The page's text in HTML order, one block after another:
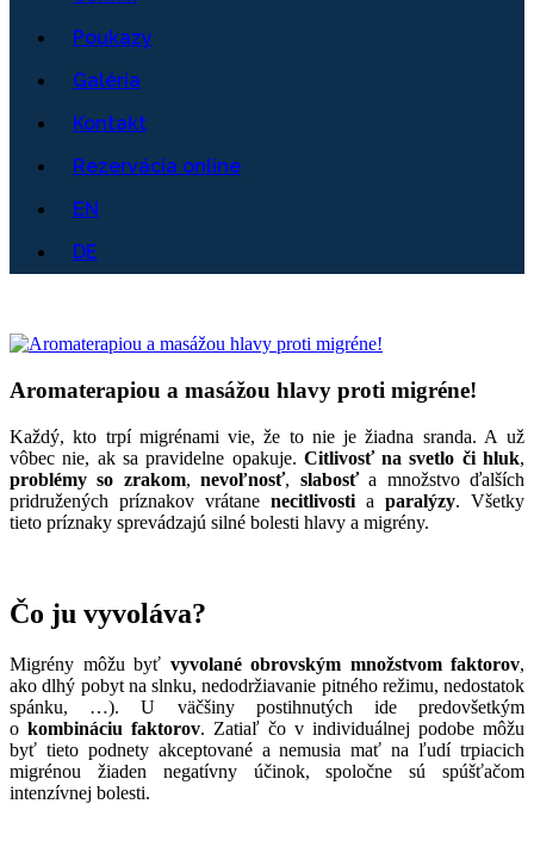
Poukazy
Galéria
Kontakt
Rezervácia online
EN
DE
Aromaterapiou a masážou hlavy proti migréne!
Každý, kto trpí migrénami vie, že to nie je žiadna sranda. A už
vôbec nie, ak sa pravidelne opakuje. Citlivosť na svetlo či hluk,
problémy so zrakom,nevoľnosť, slabosťa množstvo ďalších
pridružených príznakov vrátane necitlivosti a paralýzy. Všetky
tieto príznaky sprevádzajú silné bolesti hlavy a migrény.
Čo ju vyvoláva?
Migrény môžu byť vyvolané obrovským množstvom faktorov,
ako dlhý pobyt na slnku, nedodržiavanie pitného režimu, nedostatok
spánku, …). U väčšiny postihnutých ide predovšetkým
o kombináciu faktorov. Zatiaľ čo v individuálnej podobe môžu
byť tieto podnety akceptované a nemusia mať na ľudí trpiacich
migrénou žiaden negatívny účinok, spoločne sú spúšťačom
intenzívnej bolesti.